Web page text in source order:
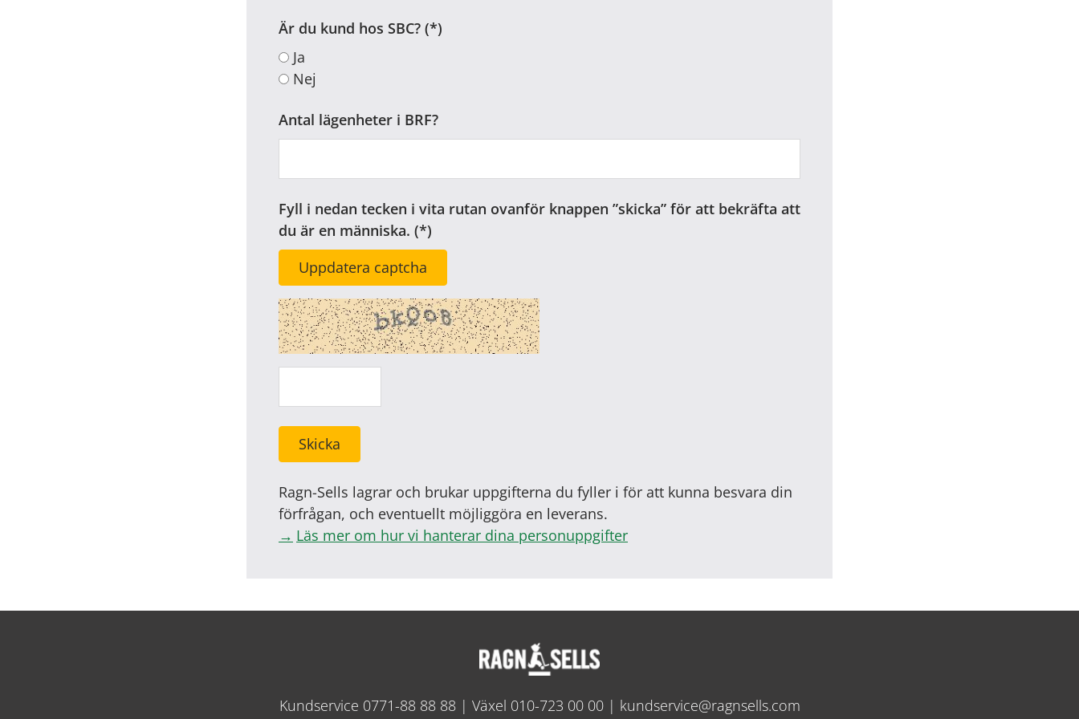
Är du kund hos SBC?
Ja
Nej
Antal lägenheter i BRF?
Fyll i nedan tecken i vita rutan ovanför knappen ”skicka” för att bekräfta att
du är en människa.
Uppdatera captcha
Skicka
Ragn-Sells lagrar och brukar uppgifterna du fyller i för att kunna besvara din
förfrågan, och eventuellt möjliggöra en leverans.
Läs mer om hur vi hanterar dina personuppgifter
Kundservice 0771-88 88 88| Växel 010-723 00 00| kundservice@ragnsells.com